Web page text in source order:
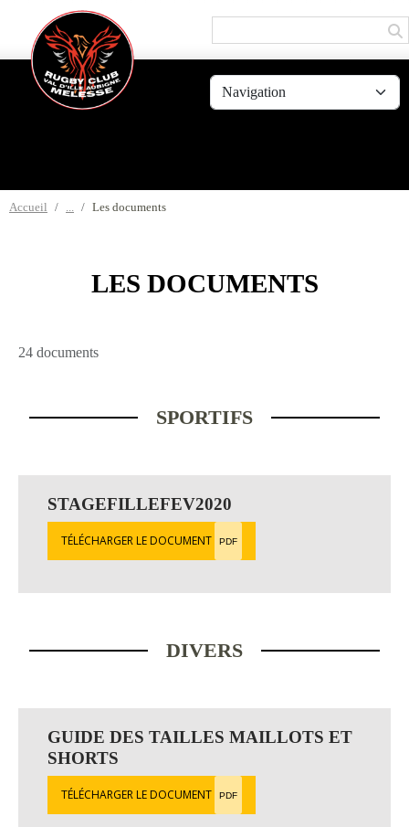
Accueil Les documents
LES DOCUMENTS
24 documents
SPORTIFS
STAGEFILLEFEV2020
TÉLÉCHARGER LE DOCUMENT PDF
DIVERS
GUIDE DES TAILLES MAILLOTS ET
SHORTS
TÉLÉCHARGER LE DOCUMENT PDF
Panneau de gestion des cookies